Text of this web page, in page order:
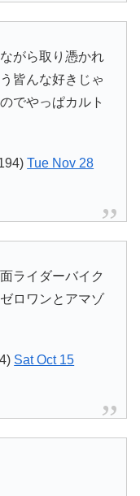
がら取り憑かれ
皆んな好きじゃ
でやっぱカルト
Tue Nov 28
ライダーバイク
ロワンとアマゾ
Sat Oct 15